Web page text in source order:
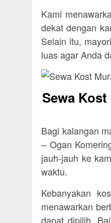
Kami
dekat dengan
Selain itu,
luas agar Anda
Sewa
Bagi kalangan
– Ogan
jauh-jauh ke
waktu.
Kebanyakan
menawarkan
dapat dipilih.